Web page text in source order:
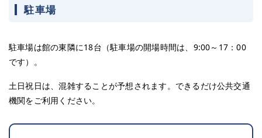
駐車場
駐車場は館の東隣に18台（駐車場の開場時間は、9:00～17：00
です）。
土日祝日は、混雑することが予想されます。できるだけ公共交通
機関をご利用ください。